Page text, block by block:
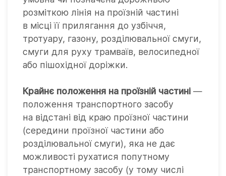
розміткою лінія на проїзній частині
в місці її прилягання до узбіччя,
тротуару, газону, розділювальної смуги,
смуги для руху трамваїв, велосипедної
або пішохідної доріжки.
Крайнє положення на проїзній частині —
положення транспортного засобу
на відстані від краю проїзної частини
(середини проїзної частини або
розділювальної смуги), яка не дає
можливості рухатися попутному
транспортному засобу (у тому числі